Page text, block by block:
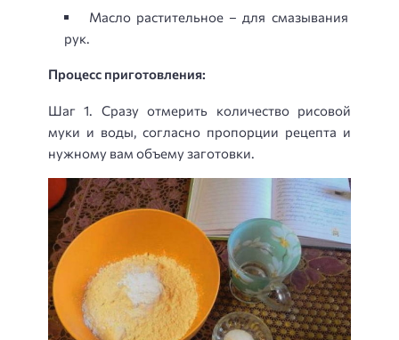
Масло растительное – для смазывания
рук.
Процесс приготовления:
Шаг 1. Сразу отмерить количество рисовой
муки и воды, согласно пропорции рецепта и
нужному вам объему заготовки.